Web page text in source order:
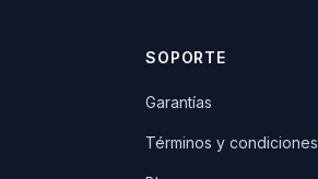
SOPORTE
Garantías
Términos y condiciones